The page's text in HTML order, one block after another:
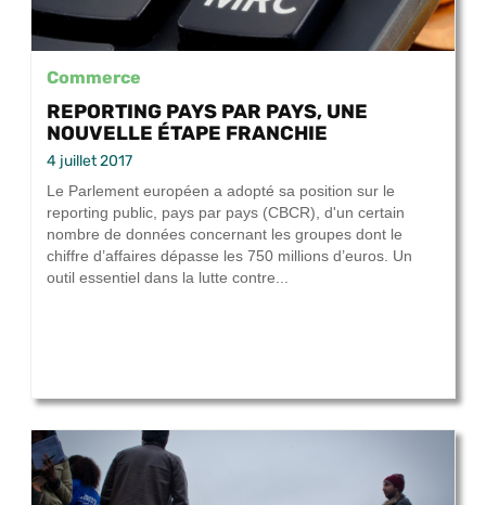
Commerce
REPORTING PAYS PAR PAYS, UNE
NOUVELLE ÉTAPE FRANCHIE
4 juillet 2017
Le Parlement européen a adopté sa position sur le
reporting public, pays par pays (CBCR), d'un certain
nombre de données concernant les groupes dont le
chiffre d’affaires dépasse les 750 millions d’euros. Un
outil essentiel dans la lutte contre...